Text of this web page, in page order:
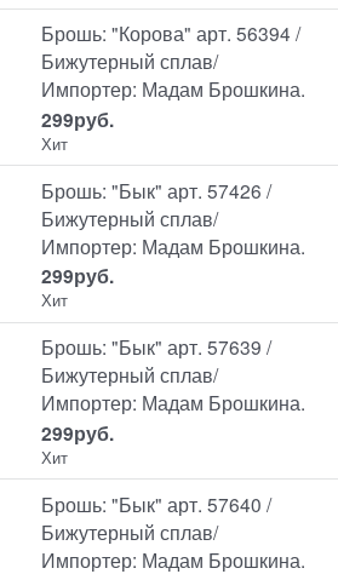
Брошь: "Корова" арт. 56394 /
Бижутерный сплав/
Импортер: Мадам Брошкина.
299руб.
Хит
Брошь: "Бык" арт. 57426 /
Бижутерный сплав/
Импортер: Мадам Брошкина.
299руб.
Хит
Брошь: "Бык" арт. 57639 /
Бижутерный сплав/
Импортер: Мадам Брошкина.
299руб.
Хит
Брошь: "Бык" арт. 57640 /
Бижутерный сплав/
Импортер: Мадам Брошкина.